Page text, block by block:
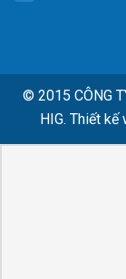
© 2015 CÔNG
HIG. Thiết kế